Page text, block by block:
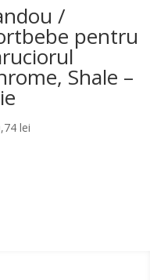
/
pentru
Shale –
lei